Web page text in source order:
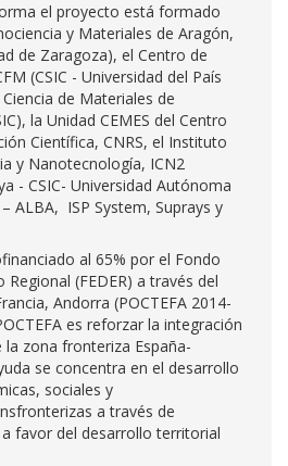
el proyecto está formado
y Materiales de Aragón,
de Zaragoza), el Centro de
(CSIC - Universidad del País
de Materiales de
la Unidad CEMES del Centro
Científica, CNRS, el Instituto
y Nanotecnología, ICN2
- CSIC- Universidad Autónoma
ALBA, ISP System, Suprays y
al 65% por el Fondo
(FEDER) a través del
Andorra (POCTEFA 2014-
es reforzar la integración
zona fronteriza España-
se concentra en el desarrollo
sociales y
a través de
favor del desarrollo territorial